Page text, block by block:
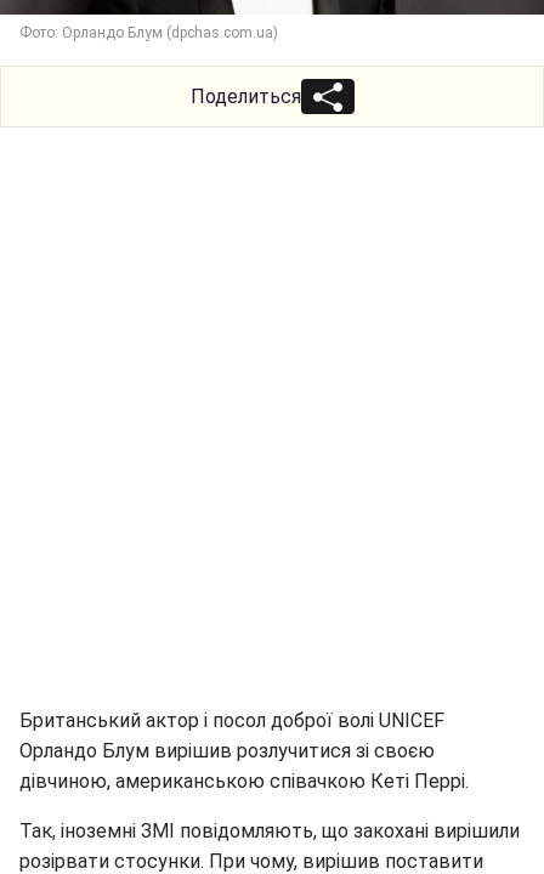
Фото: Орландо Блум (dpchas.com.ua)
Поделиться
Британський актор і посол доброї волі UNICEF
Орландо Блум вирішив розлучитися зі своєю
дівчиною, американською співачкою Кеті Перрі.
Так, іноземні ЗМІ повідомляють, що закохані вирішили
розірвати стосунки. При чому, вирішив поставити